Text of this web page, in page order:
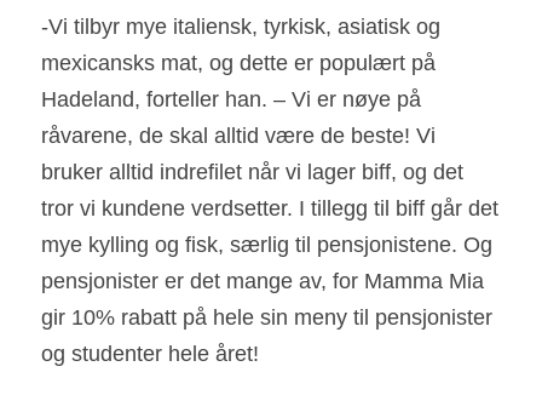
-Vi tilbyr mye italiensk, tyrkisk, asiatisk og
mexicansks mat, og dette er populært på
Hadeland, forteller han. – Vi er nøye på
råvarene, de skal alltid være de beste! Vi
bruker alltid indrefilet når vi lager biff, og det
tror vi kundene verdsetter. I tillegg til biff går det
mye kylling og fisk, særlig til pensjonistene. Og
pensjonister er det mange av, for Mamma Mia
gir 10% rabatt på hele sin meny til pensjonister
og studenter hele året!